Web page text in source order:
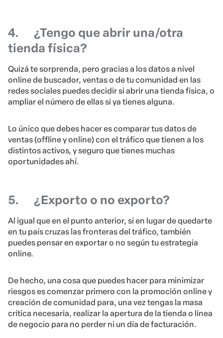
4.
¿Tengo que abrir una/otra
tienda física?
Quizá te sorprenda, pero gracias a los datos a nivel
online de buscador, ventas o de tu comunidad en las
redes sociales puedes decidir si abrir una tienda física, o
ampliar el número de ellas si ya tienes alguna.
Lo único que debes hacer es comparar tus datos de
ventas (offline y online) con el tráfico que tienen a los
distintos activos, y seguro que tienes muchas
oportunidades ahí.
5. ¿Exporto o no exporto?
Al igual que en el punto anterior, si en lugar de quedarte
en tu país cruzas las fronteras del tráfico, también
puedes pensar en exportar o no según tu estrategia
online.
De hecho, una cosa que puedes hacer para minimizar
riesgos es comenzar primero con la promoción online y
creación de comunidad para, una vez tengas la masa
crítica necesaria, realizar la apertura de la tienda o línea
de negocio para no perder ni un día de facturación.